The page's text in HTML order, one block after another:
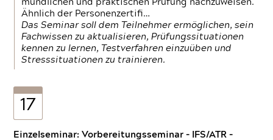
mündlichen und praktischen Prüfung nachzuweisen.
Ähnlich der Personenzertifi…
Das Seminar soll dem Teilnehmer ermöglichen, sein
Fachwissen zu aktualisieren, Prüfungssituationen
kennen zu lernen, Testverfahren einzuüben und
Stresssituationen zu trainieren.
17
Einzelseminar: Vorbereitungsseminar - IFS/ATR -